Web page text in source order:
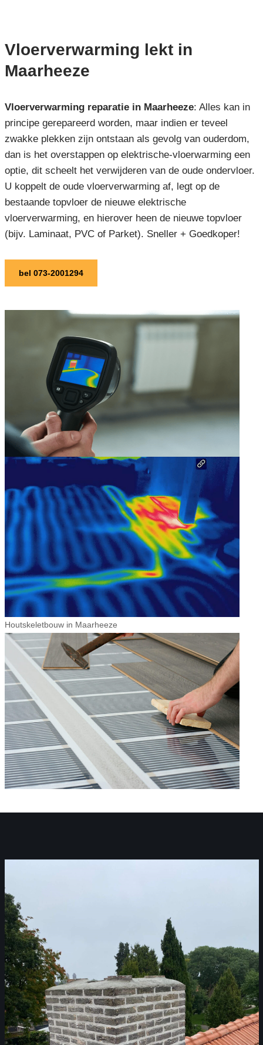
Vloerverwarming lekt in
Maarheeze
Vloerverwarming reparatie in Maarheeze: Alles kan in
principe gerepareerd worden, maar indien er teveel
zwakke plekken zijn ontstaan als gevolg van ouderdom,
dan is het overstappen op elektrische-vloerwarming een
optie, dit scheelt het verwijderen van de oude ondervloer.
U koppelt de oude vloerverwarming af, legt op de
bestaande topvloer de nieuwe elektrische
vloerverwarming, en hierover heen de nieuwe topvloer
(bijv. Laminaat, PVC of Parket). Sneller + Goedkoper!
bel 073-2001294
Houtskeletbouw in Maarheeze